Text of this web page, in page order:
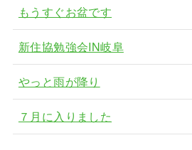
もうすぐお盆です
新住協勉強会IN岐阜
やっと雨が降り
７月に入りました